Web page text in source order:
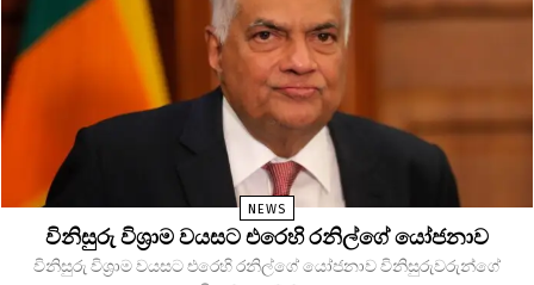
NEWS
විනිසුරු විශ්‍රාම වයසට එරෙහි රනිල්ගේ යෝජනාව
විනිසුරු විශ්‍රාම වයසට එරෙහි රනිල්ගේ යෝජනාව විනිසුරුවරුන්ගේ